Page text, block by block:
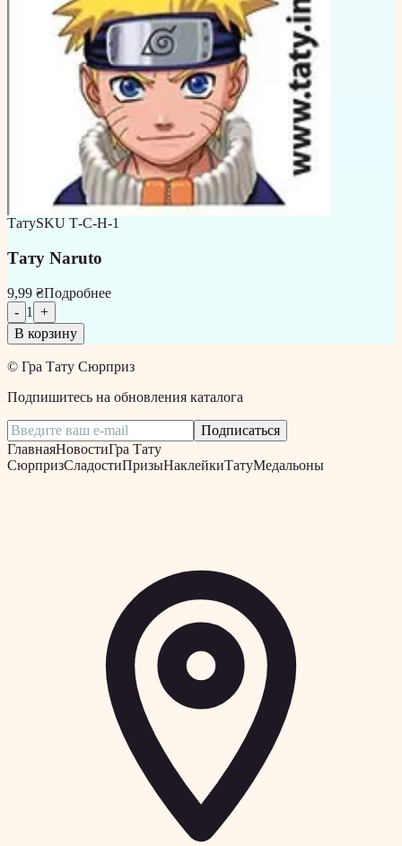
ТатуSKU Т-С-Н-1
Тату Naruto
9,99 ₴Подробнее
- 1
+
В корзину
© Гра Тату Сюрприз
Подпишитесь на обновления каталога
Подписаться
ГлавнаяНовостиГра Тату
СюрпризСладостиПризыНаклейкиТатуМедальоны